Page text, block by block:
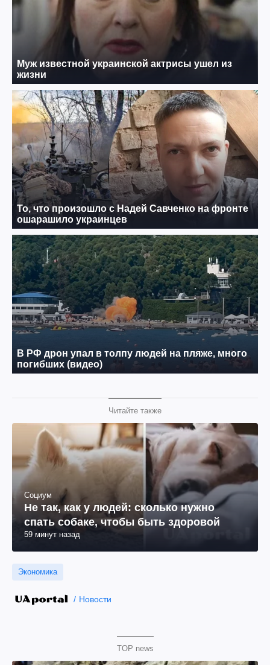
Читайте также
Социум
Не так, как у людей: сколько нужно
спать собаке, чтобы быть здоровой
59 минут назад
Экономика
Новости
TOP news